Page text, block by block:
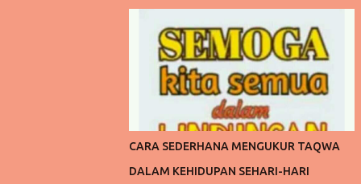
ulama kita khususnya yang bergelut dalam
dunia tafsir al-Qur'an. Cara ini dilakukan
oleh mereka karena pada umumnya, jika
kita memperhatikan ayat al-Qur'an dan
juga disertai dengan artinya bahwa terlihat
di banyak ayat yang menjelaskan sendiri
makna suatu ayat. Kita akan mengupas
sedikit mengenai tafsir, bahwa secara
CARA SEDERHANA MENGUKUR TAQWA
DALAM KEHIDUPAN SEHARI-HARI